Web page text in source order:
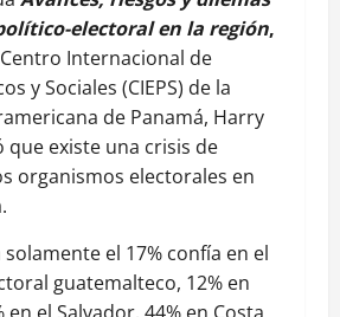
electoral en la región,
Internacional de
y Sociales (CIEPS) de la
de Panamá, Harry
que existe una crisis de
organismos electorales en
solamente el 17% confía en el
guatemalteco, 12% en